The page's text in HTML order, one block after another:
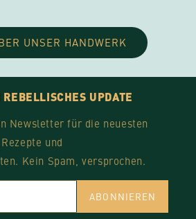
UNSER HANDWERK
UPDATE
Newsletter für die neuesten
und
Kein Spam, versprochen.
ABONNIEREN